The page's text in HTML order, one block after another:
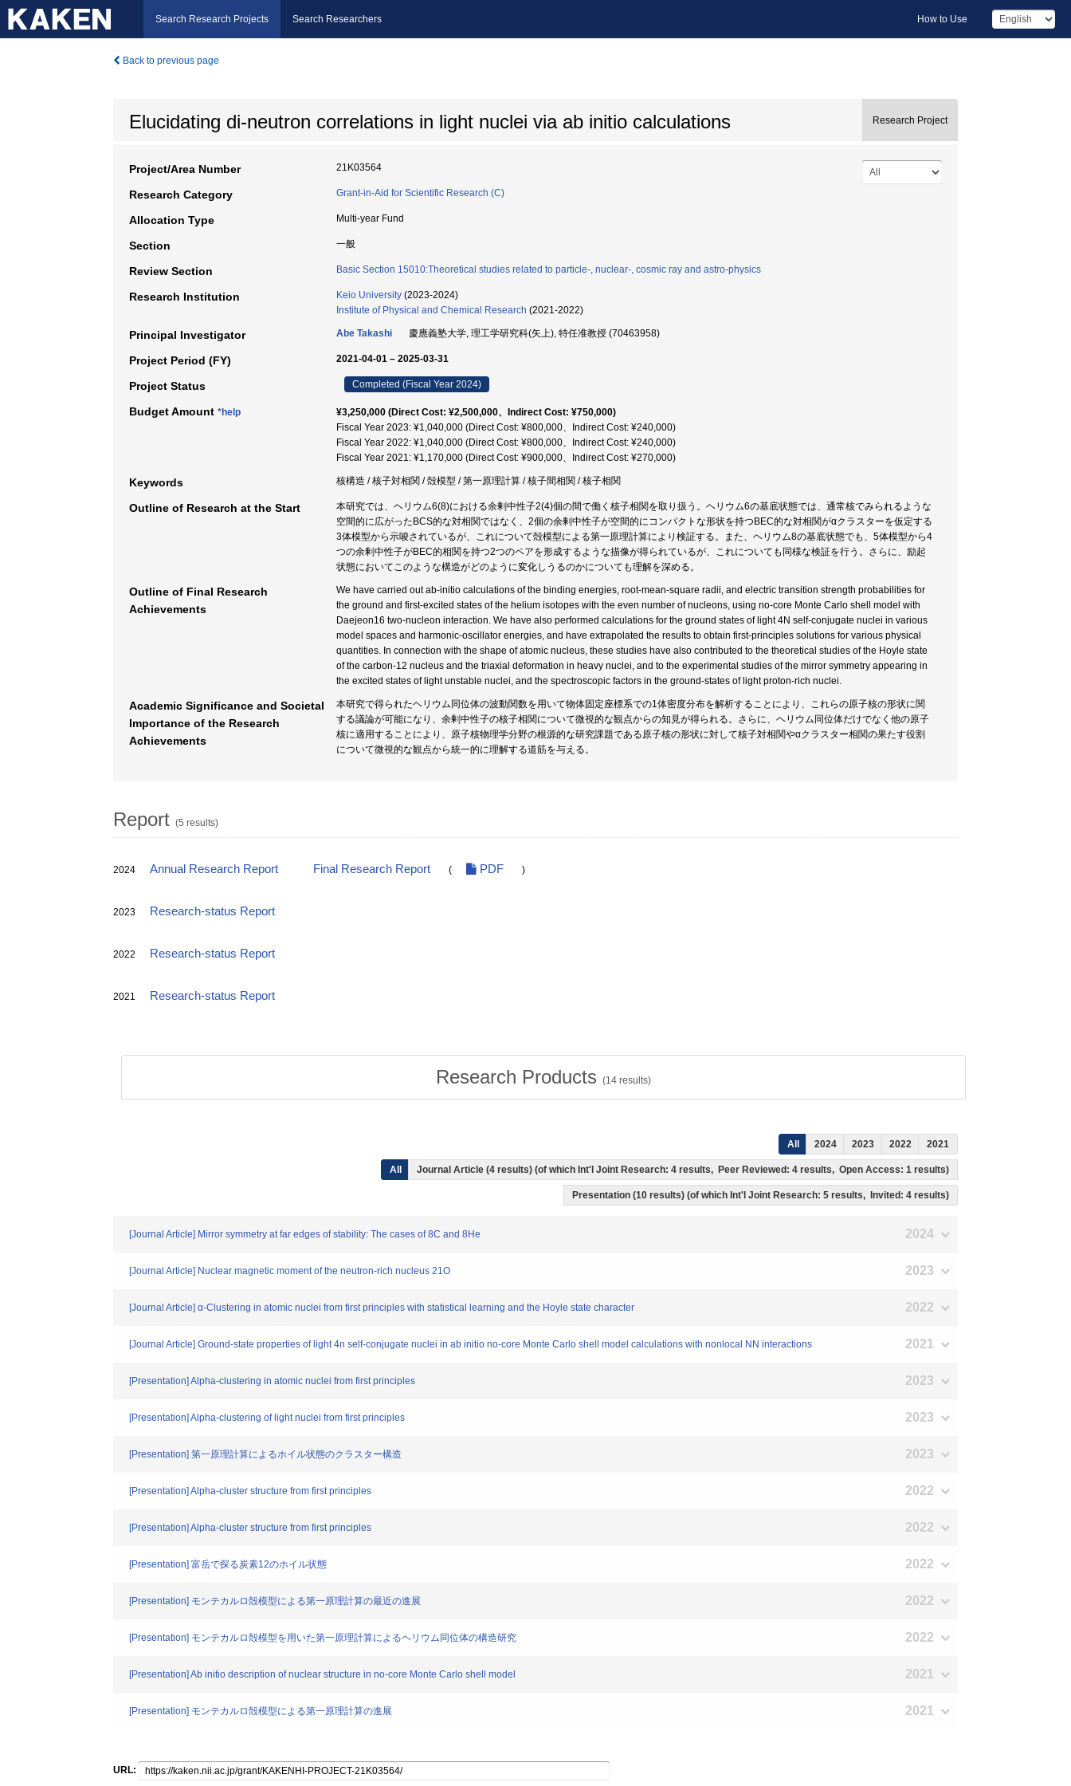
Search Research Projects Search Researchers How to Use
Back to previous page
Elucidating di-neutron correlations in light nuclei via ab initio calculations Research Project
Project/Area Number 21K03564
Research Category Grant-in-Aid for Scientific Research (C)
Allocation Type Multi-year Fund
Section 一般
Review Section Basic Section 15010:Theoretical studies related to particle-, nuclear-, cosmic ray and astro-physics
Research Institution Keio University (2023-2024)
Institute of Physical and Chemical Research (2021-2022)
Principal Investigator Abe Takashi 慶應義塾大学, 理工学研究科(矢上), 特任准教授 (70463958)
Project Period (FY) 2021-04-01 – 2025-03-31
Project Status Completed (Fiscal Year 2024)
Budget Amount *help
¥3,250,000 (Direct Cost: ¥2,500,000、Indirect Cost: ¥750,000)
Fiscal Year 2023: ¥1,040,000 (Direct Cost: ¥800,000、Indirect Cost: ¥240,000)
Fiscal Year 2022: ¥1,040,000 (Direct Cost: ¥800,000、Indirect Cost: ¥240,000)
Fiscal Year 2021: ¥1,170,000 (Direct Cost: ¥900,000、Indirect Cost: ¥270,000)
Keywords 核構造 / 核子対相関 / 殻模型 / 第一原理計算 / 核子間相関 / 核子相関
Outline of Research at the Start
本研究では、ヘリウム6(8)における余剰中性子2(4)個の間で働く核子相関を取り扱う。ヘリウム6の基底状態では、通常核でみられるような
空間的に広がったBCS的な対相関ではなく、2個の余剰中性子が空間的にコンパクトな形状を持つBEC的な対相関がαクラスターを仮定する
3体模型から示唆されているが、これについて殻模型による第一原理計算により検証する。また、ヘリウム8の基底状態でも、5体模型から4
つの余剰中性子がBEC的相関を持つ2つのペアを形成するような描像が得られているが、これについても同様な検証を行う。さらに、励起
状態においてこのような構造がどのように変化しうるのかについても理解を深める。
Outline of Final Research
Achievements
We have carried out ab-initio calculations of the binding energies, root-mean-square radii, and electric transition strength probabilities for
the ground and first-excited states of the helium isotopes with the even number of nucleons, using no-core Monte Carlo shell model with
Daejeon16 two-nucleon interaction. We have also performed calculations for the ground states of light 4N self-conjugate nuclei in various
model spaces and harmonic-oscillator energies, and have extrapolated the results to obtain first-principles solutions for various physical
quantities. In connection with the shape of atomic nucleus, these studies have also contributed to the theoretical studies of the Hoyle state
of the carbon-12 nucleus and the triaxial deformation in heavy nuclei, and to the experimental studies of the mirror symmetry appearing in
the excited states of light unstable nuclei, and the spectroscopic factors in the ground-states of light proton-rich nuclei.
Academic Significance and Societal
Importance of the Research
Achievements
本研究で得られたヘリウム同位体の波動関数を用いて物体固定座標系での1体密度分布を解析することにより、これらの原子核の形状に関
する議論が可能になり、余剰中性子の核子相関について微視的な観点からの知見が得られる。さらに、ヘリウム同位体だけでなく他の原子
核に適用することにより、原子核物理学分野の根源的な研究課題である原子核の形状に対して核子対相関やαクラスター相関の果たす役割
について微視的な観点から統一的に理解する道筋を与える。
Report (5 results)
2024 Annual Research Report Final Research Report ( PDF )
2023 Research-status Report
2022 Research-status Report
2021 Research-status Report
Research Products (14 results)
All 2024 2023 2022 2021
All Journal Article (4 results) (of which Int'l Joint Research: 4 results, Peer Reviewed: 4 results, Open Access: 1 results)
Presentation (10 results) (of which Int'l Joint Research: 5 results, Invited: 4 results)
[Journal Article] Mirror symmetry at far edges of stability: The cases of 8C and 8He 2024
[Journal Article] Nuclear magnetic moment of the neutron-rich nucleus 21O 2023
[Journal Article] α-Clustering in atomic nuclei from first principles with statistical learning and the Hoyle state character 2022
[Journal Article] Ground-state properties of light 4n self-conjugate nuclei in ab initio no-core Monte Carlo shell model calculations with nonlocal NN interactions 2021
[Presentation] Alpha-clustering in atomic nuclei from first principles 2023
[Presentation] Alpha-clustering of light nuclei from first principles 2023
[Presentation] 第一原理計算によるホイル状態のクラスター構造 2023
[Presentation] Alpha-cluster structure from first principles 2022
[Presentation] Alpha-cluster structure from first principles 2022
[Presentation] 富岳で探る炭素12のホイル状態 2022
[Presentation] モンテカルロ殻模型による第一原理計算の最近の進展 2022
[Presentation] モンテカルロ殻模型を用いた第一原理計算によるヘリウム同位体の構造研究 2022
[Presentation] Ab initio description of nuclear structure in no-core Monte Carlo shell model 2021
[Presentation] モンテカルロ殻模型による第一原理計算の進展 2021
URL: